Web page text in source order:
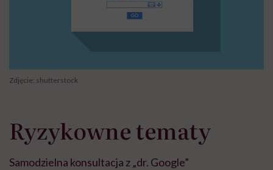
Zdjęcie: shutterstock
Ryzykowne tematy
Samodzielna konsultacja z „dr. Google”